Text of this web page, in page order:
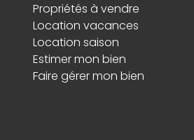
Propriétés à vendre
Location vacances
Location saison
Estimer mon bien
Faire gérer mon bien